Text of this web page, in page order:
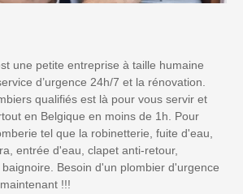
une petite entreprise à taille humaine
d’urgence 24h/7 et la rénovation.
qualifiés est là pour vous servir et
en Belgique en moins de 1h. Pour
tel que la robinetterie, fuite d'eau,
entrée d'eau, clapet anti-retour,
Besoin d'un plombier d'urgence
!!!